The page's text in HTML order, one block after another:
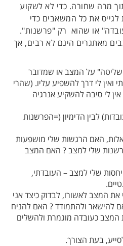
מרה שחורה. כדי לא לשקוע
לגייס את כל המשאבים כדי
או שהוא רק "פרשנות".
מאתגרים הינם לא רבים, אך
על המצב או שמדובר
ואין לי דרך להשפיע עליו. (שהרי
לי סיבה להשקיע אנרגיה
לבין הדימיון (=הפרשנות
האם הרגשות שלי מושפעות
שלי למצב ? האם המצב
שלי למצב – העובדתי,
המצב לאשורו, לבדוק כיצד אני
להישאר ולהתמודד ? האם להניח
המצב כעובדה מוגמרת ולהשלים
בעת הצורך.